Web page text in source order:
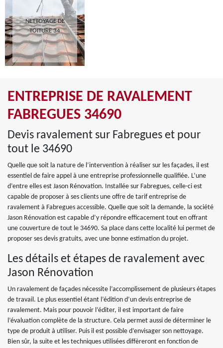
NETTOYAGE DE
TOITURE 34
ENTREPRISE DE RAVALEMENT
FABREGUES 34690
Devis ravalement sur Fabregues et pour
tout le 34690
Quelle que soit la nature de l’intervention à réaliser sur les façades, il est
essentiel de faire appel à une entreprise professionnelle qualifiée. L’une
d’entre elles est Jason Rénovation. Installée sur Fabregues, celle-ci est
capable de proposer à ses clients une offre de tarif entreprise de
ravalement à Fabregues accessible. Quelle que soit la demande, la société
Jason Rénovation est capable d’y répondre efficacement tout en offrant
une couverture de tout le 34690. Sa place dans cette localité lui permet de
proposer ses devis gratuits, avec une bonne estimation du projet.
Les détails et étapes de ravalement avec
Jason Rénovation
Un ravalement de façades nécessite l’accomplissement de plusieurs étapes
de travail. Le plus essentiel étant l’édition d’un devis entreprise de
ravalement. Mais pour pouvoir l’éditer, il est important de faire
l’évaluation complète de la structure. Cela permet aussi de déterminer le
type de produit à utiliser. Puis il est possible d’envisager son nettoyage.
Bien sûr, la suite et les techniques utilisées diffèreront en fonction de